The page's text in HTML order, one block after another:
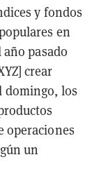
y fondos
en
pasado
crear
domingo, los
operaciones
un